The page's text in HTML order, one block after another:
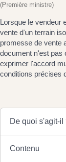
(Première ministre)
Lorsque le vendeur
vente d'un terrain
promesse de vente
document n'est pas
exprimer l'accord
conditions précises
De quoi s'agit-il
Contenu